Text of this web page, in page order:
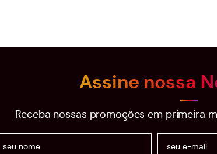
Assine nossa
Receba nossas promoções em primeira